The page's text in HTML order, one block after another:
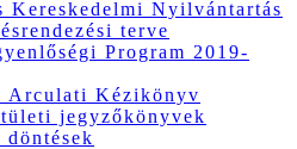
Kereskedelmi Nyilvántartás
terve
Program 2019-
Arculati Kézikönyv
jegyzőkönyvek
döntések